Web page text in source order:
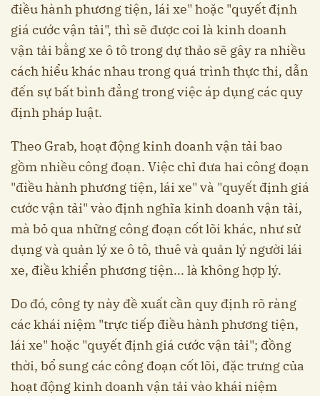
điều hành phương tiện, lái xe" hoặc "quyết định
giá cước vận tải", thì sẽ được coi là kinh doanh
vận tải bằng xe ô tô trong dự thảo sẽ gây ra nhiều
cách hiểu khác nhau trong quá trình thực thi, dẫn
đến sự bất bình đẳng trong việc áp dụng các quy
định pháp luật.
Theo Grab, hoạt động kinh doanh vận tải bao
gồm nhiều công đoạn. Việc chỉ đưa hai công đoạn
"điều hành phương tiện, lái xe" và "quyết định giá
cước vận tải" vào định nghĩa kinh doanh vận tải,
mà bỏ qua những công đoạn cốt lõi khác, như sử
dụng và quản lý xe ô tô, thuê và quản lý người lái
xe, điều khiển phương tiện... là không hợp lý.
Do đó, công ty này đề xuất cần quy định rõ ràng
các khái niệm "trực tiếp điều hành phương tiện,
lái xe" hoặc "quyết định giá cước vận tải"; đồng
thời, bổ sung các công đoạn cốt lõi, đặc trưng của
hoạt động kinh doanh vận tải vào khái niệm